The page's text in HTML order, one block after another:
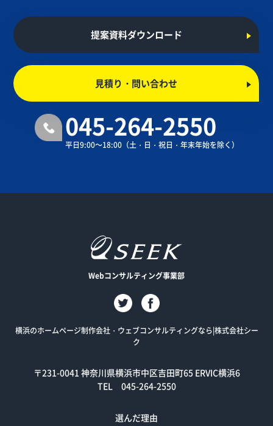
提案資料ダウンロード
見積り・問い合わせ
045-264-2550
平日9:00～18:00（土・日・祝日・年末年始を除く）
Webコンサルティング事業部
横浜のホームページ制作会社・ウェブコンサルティングなら|株式会社シー
ク
〒231-0041 神奈川県横浜市中区吉田町65 ERVIC横浜6
TEL 045-264-2550
選んだ理由